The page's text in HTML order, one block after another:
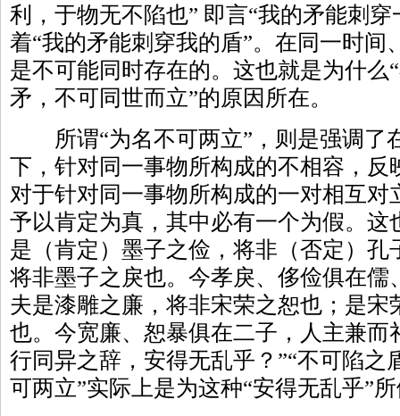
利，于物无不陷也” 即言“我的矛能刺
着“我的矛能刺穿我的盾”。在同一时间
是不可能同时存在的。这也就是为什么
矛，不可同世而立”的原因所在。
所谓“为名不可两立”，则是强调了
下，针对同一事物所构成的不相容，反
对于针对同一事物所构成的一对相互对
予以肯定为真，其中必有一个为假。这
是（肯定）墨子之俭，将非（否定）孔
将非墨子之戾也。今孝戾、侈俭俱在
夫是漆雕之廉，将非宋荣之恕也；是宋
也。今宽廉、恕暴俱在二子，人主兼
行同异之辞，安得无乱乎？”“不可陷之
可两立”实际上是为这种“安得无乱乎”